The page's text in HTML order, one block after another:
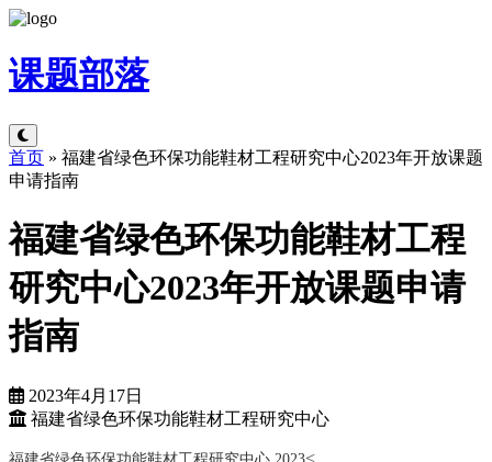
课题部落
首页 » 福建省绿色环保功能鞋材工程研究中心2023年开放课题
申请指南
福建省绿色环保功能鞋材工程
研究中心2023年开放课题申请
指南
2023年4月17日
福建省绿色环保功能鞋材工程研究中心
<